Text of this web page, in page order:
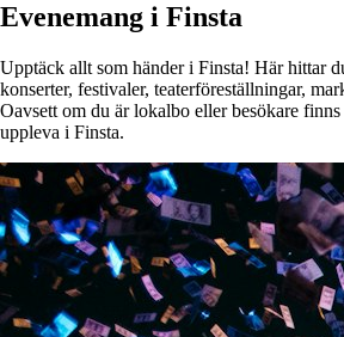
Evenemang i Finsta
Upptäck allt som händer i Finsta! Här hittar
konserter, festivaler, teaterföreställningar,
Oavsett om du är lokalbo eller besökare
uppleva i Finsta.